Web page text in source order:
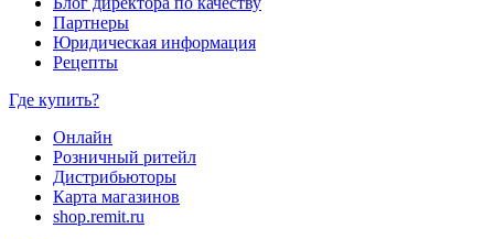
Партнеры
Юридическая информация
Рецепты
Где купить?
Онлайн
Розничный ритейл
Дистрибьюторы
Карта магазинов
shop.remit.ru